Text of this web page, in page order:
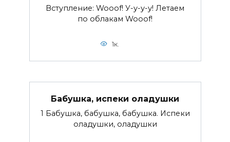
Вступление: Wooof! У-у-у-у! Летаем
по облакам Wooof!
1к.
Бабушка, испеки оладушки
1 Бабушка, бабушка, бабушка. Испеки
оладушки, оладушки